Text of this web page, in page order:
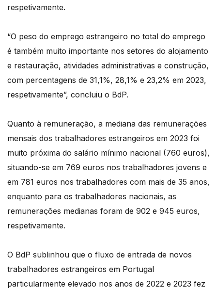
respetivamente.
“O peso do emprego estrangeiro no total do emprego
é também muito importante nos setores do alojamento
e restauração, atividades administrativas e construção,
com percentagens de 31,1%, 28,1% e 23,2% em 2023,
respetivamente”, concluiu o BdP.
Quanto à remuneração, a mediana das remunerações
mensais dos trabalhadores estrangeiros em 2023 foi
muito próxima do salário mínimo nacional (760 euros),
situando-se em 769 euros nos trabalhadores jovens e
em 781 euros nos trabalhadores com mais de 35 anos,
enquanto para os trabalhadores nacionais, as
remunerações medianas foram de 902 e 945 euros,
respetivamente.
O BdP sublinhou que o fluxo de entrada de novos
trabalhadores estrangeiros em Portugal
particularmente elevado nos anos de 2022 e 2023 fez